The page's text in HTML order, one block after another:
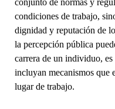
conjunto de normas y
condiciones de trabajo,
dignidad y reputación de
la percepción pública
carrera de un individuo,
incluyan mecanismos que
lugar de trabajo.